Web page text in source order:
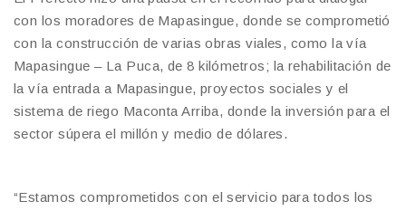
con los moradores de Mapasingue, donde se comprometió
con la construcción de varias obras viales, como la vía
Mapasingue – La Puca, de 8 kilómetros; la rehabilitación de
la vía entrada a Mapasingue, proyectos sociales y el
sistema de riego Maconta Arriba, donde la inversión para el
sector súpera el millón y medio de dólares.
“Estamos comprometidos con el servicio para todos los